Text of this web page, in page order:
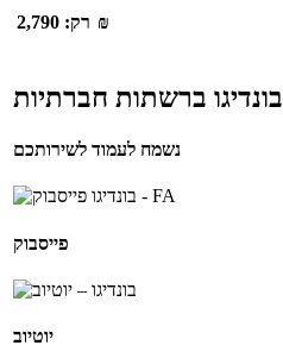
רק: 2,790 ₪
בונדיגו ברשתות חברתיות
נשמח לעמוד לשירותכם
פייסבוק
יוטיוב